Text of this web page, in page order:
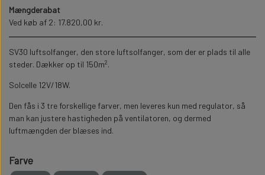
Mængderabat
Ved køb af 2: 17.820,00 kr.
SV30 luftsolfanger, den store luftsolfanger, som der er plads til alle
steder. Dækker op til 150m2.
Solcelle 12V/18W.
Den fås i 3 tre forskellige farver, men leveres kun med regulator, så
man kan justere hastigheden på ventilatoren, og dermed
luftmængden der blæses ind.
Farve